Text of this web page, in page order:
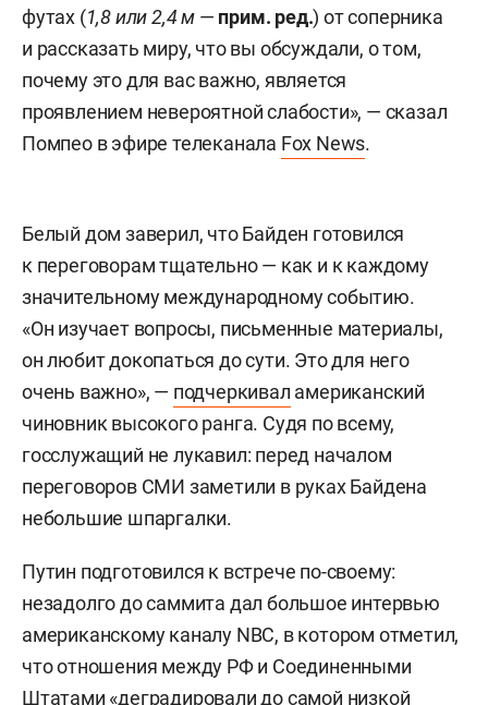
футах (1,8 или 2,4 м — прим. ред.) от соперника
и рассказать миру, что вы обсуждали, о том,
почему это для вас важно, является
проявлением невероятной слабости», — сказал
Помпео в эфире телеканала Fox News.
Белый дом заверил, что Байден готовился
к переговорам тщательно — как и к каждому
значительному международному событию.
«Он изучает вопросы, письменные материалы,
он любит докопаться до сути. Это для него
очень важно», — подчеркивал американский
чиновник высокого ранга. Судя по всему,
госслужащий не лукавил: перед началом
переговоров СМИ заметили в руках Байдена
небольшие шпаргалки.
Путин подготовился к встрече по-своему:
незадолго до саммита дал большое интервью
американскому каналу NBC, в котором отметил,
что отношения между РФ и Соединенными
Штатами «деградировали до самой низкой